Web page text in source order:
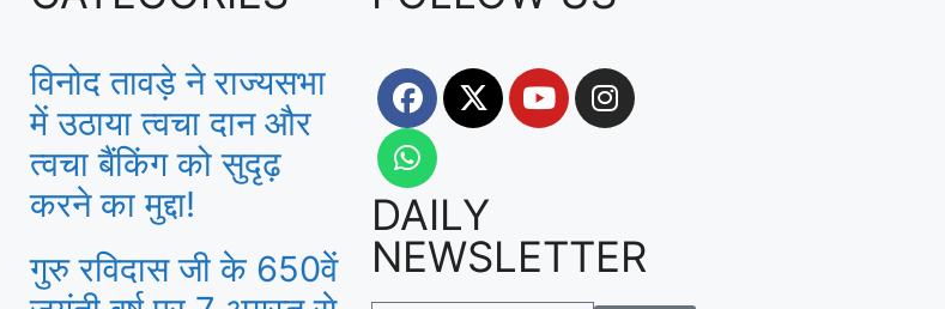
विनोद तावड़े ने राज्यसभा
में उठाया त्वचा दान और
त्वचा बैंकिंग को सुदृढ़
करने का मुद्दा!
गुरु रविदास जी के 650वें
DAILY
NEWSLETTER